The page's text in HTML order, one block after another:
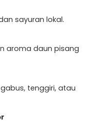
sayuran lokal.
aroma daun pisang
tenggiri, atau